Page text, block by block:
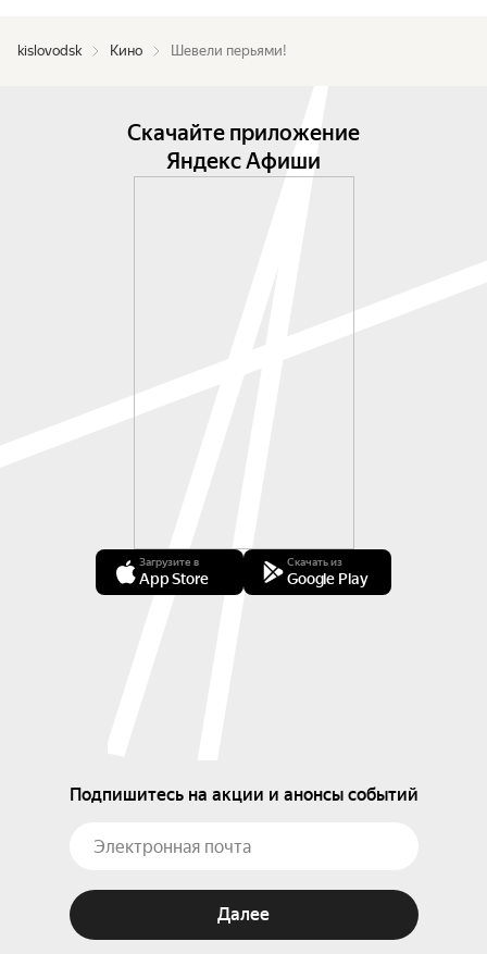
kislovodsk Кино Шевели перьями!
Скачайте приложение
Яндекс Афиши
Загрузите в
App Store
Скачать из
Google Play
Подпишитесь на акции и анонсы событий
Далее